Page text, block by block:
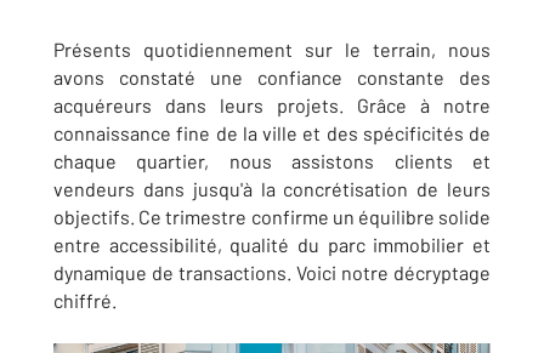
Présents quotidiennement sur le terrain, nous
avons constaté une confiance constante des
acquéreurs dans leurs projets. Grâce à notre
connaissance fine de la ville et des spécificités de
chaque quartier, nous assistons clients et
vendeurs dans jusqu'à la concrétisation de leurs
objectifs. Ce trimestre confirme un équilibre solide
entre accessibilité, qualité du parc immobilier et
dynamique de transactions. Voici notre décryptage
chiffré.